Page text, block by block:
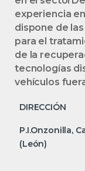
experiencia
dispone de
para el
de la
tecnologías
vehículos
DIRECCIÓN
P.I.Onzonilla,
(León)